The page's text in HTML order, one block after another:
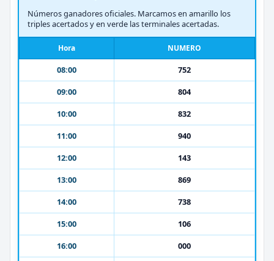
Números ganadores oficiales. Marcamos en amarillo los
triples acertados y en verde las terminales acertadas.
Hora NUMERO
08:00
752
09:00
804
10:00
832
11:00
940
12:00
143
13:00
869
14:00
738
15:00
106
16:00
000